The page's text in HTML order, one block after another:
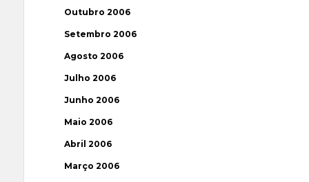
Outubro 2006
Setembro 2006
Agosto 2006
Julho 2006
Junho 2006
Maio 2006
Abril 2006
Março 2006